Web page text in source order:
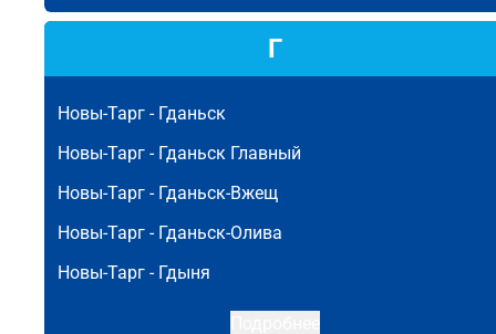
Г
Новы-Тарг - Гданьск
Новы-Тарг - Гданьск Главный
Новы-Тарг - Гданьск-Вжещ
Новы-Тарг - Гданьск-Олива
Новы-Тарг - Гдыня